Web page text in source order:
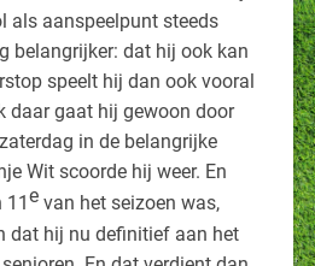
als aanspeelpunt steeds
belangrijker: dat hij ook kan
speelt hij dan ook vooral
daar gaat hij gewoon door
in de belangrijke
Wit scoorde hij weer. En
evan het seizoen was,
dat hij nu definitief aan het